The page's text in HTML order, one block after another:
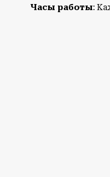
Часы работы: